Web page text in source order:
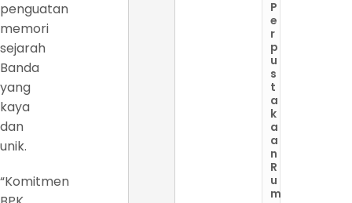
penguatan
memori
sejarah
Banda
yang
kaya
dan
unik.
“Komitmen
P
e
r
p
u
s
t
a
k
a
a
n
R
u
m